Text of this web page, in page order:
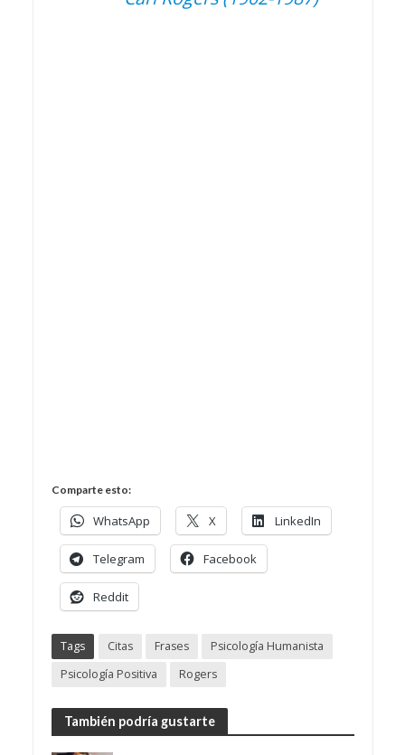
Comparte esto:
WhatsApp X LinkedIn
Telegram Facebook
Reddit
Tags Citas Frases
Psicología Humanista
Psicología Positiva
Rogers
También podría gustarte